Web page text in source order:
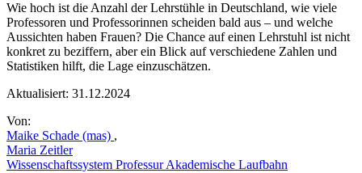
Wie hoch ist die Anzahl der Lehrstühle in Deutschland, wie viele
Professoren und Professorinnen scheiden bald aus – und welche
Aussichten haben Frauen? Die Chance auf einen Lehrstuhl ist nicht
konkret zu beziffern, aber ein Blick auf verschiedene Zahlen und
Statistiken hilft, die Lage einzuschätzen.
Aktualisiert: 31.12.2024
Von:
Maike Schade (mas) ,
Maria Zeitler
Wissenschaftssystem ProfessurAkademische Laufbahn